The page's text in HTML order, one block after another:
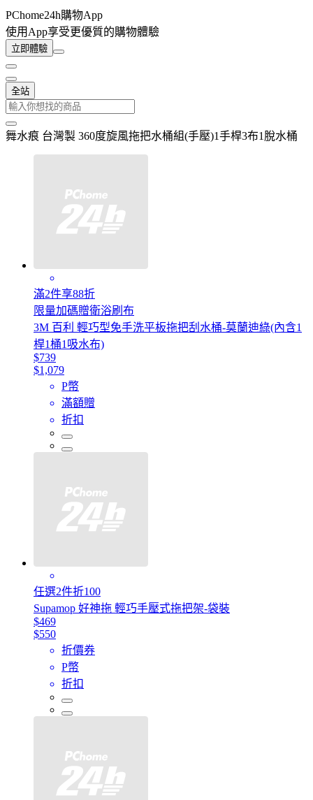
PChome24h購物App
使用App享受更優質的購物體驗
立即體驗
全站
舞水痕 台灣製 360度旋風拖把水桶組(手壓)1手桿3布1脫水桶
滿2件享88折
限量加碼贈衛浴刷布
3M 百利 輕巧型免手洗平板拖把刮水桶-莫蘭迪綠(內含1
桿1桶1吸水布)
$739
$1,079
P幣
滿額贈
折扣
任選2件折100
Supamop 好神拖 輕巧手壓式拖把架-袋裝
$469
$550
折價券
P幣
折扣